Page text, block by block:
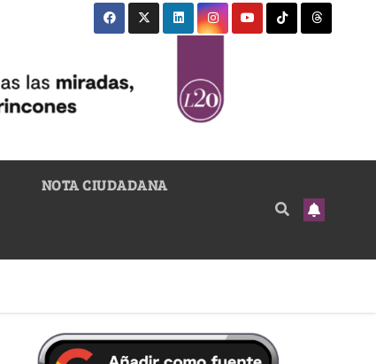
NOTA CIUDADANA